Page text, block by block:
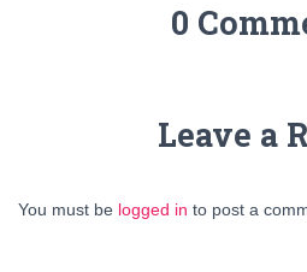
0
Leave a
You must be logged in to post a